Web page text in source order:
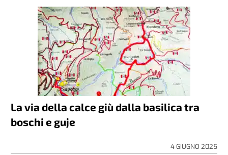
La via della calce giù dalla basilica tra
boschi e guje
4 GIUGNO 2025